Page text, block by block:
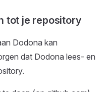
tot je repository
Dodona kan
dat Dodona lees- en